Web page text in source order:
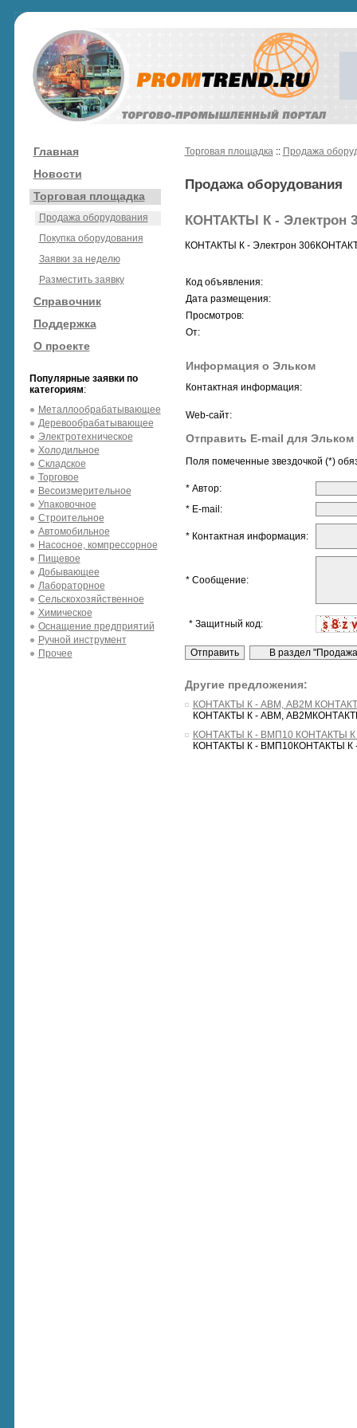
Главная
Новости
Торговая площадка
Продажа оборудования
Покупка оборудования
Заявки за неделю
Разместить заявку
Справочник
Поддержка
О проекте
Популярные заявки по
категориям:
Металлообрабатывающее
Деревообрабатывающее
Электротехническое
Холодильное
Складское
Торговое
Весоизмерительное
Упаковочное
Строительное
Автомобильное
Насосное, компрессорное
Пищевое
Добывающее
Лабораторное
Сельскохозяйственное
Химическое
Оснащение предприятий
Ручной инструмент
Прочее
Торговая площадка:: Продажа
Продажа оборудования
КОНТАКТЫ К - Электрон
КОНТАКТЫ К - Электрон
Код объявления:
Дата размещения:
Просмотров:
От:
Информация о Эльком
Контактная информация:
Web-сайт:
Отправить E-mail для Эльком
Поля помеченные звездочкой (*)
* Автор:
* E-mail:
* Контактная информация:
* Сообщение:
* Защитный код:
Другие предложения:
КОНТАКТЫ К - АВМ, АВ2М
КОНТАКТЫ К - АВМ,
КОНТАКТЫ К - ВМП10 КОНТАКТЫ К
КОНТАКТЫ К - ВМП10КОНТАКТЫ К